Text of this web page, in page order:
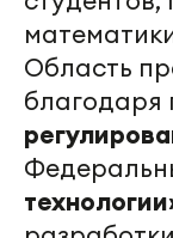
Область
благодаря